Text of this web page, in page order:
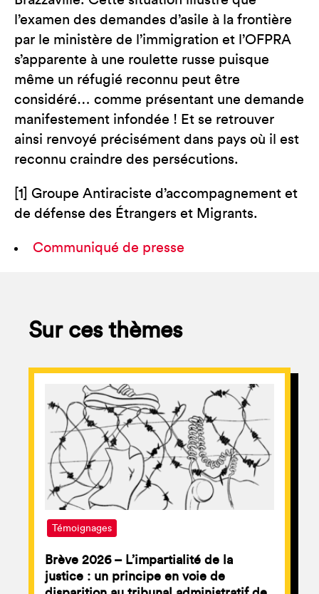
l’examen des demandes d’asile à la frontière
par le ministère de l’immigration et l’OFPRA
s’apparente à une roulette russe puisque
même un réfugié reconnu peut être
considéré… comme présentant une demande
manifestement infondée ! Et se retrouver
ainsi renvoyé précisément dans pays où il est
reconnu craindre des persécutions.
[1] Groupe Antiraciste d’accompagnement et
de défense des Étrangers et Migrants.
Communiqué de presse
Sur ces thèmes
Témoignages
Brève 2026 – L’impartialité de la
justice : un principe en voie de